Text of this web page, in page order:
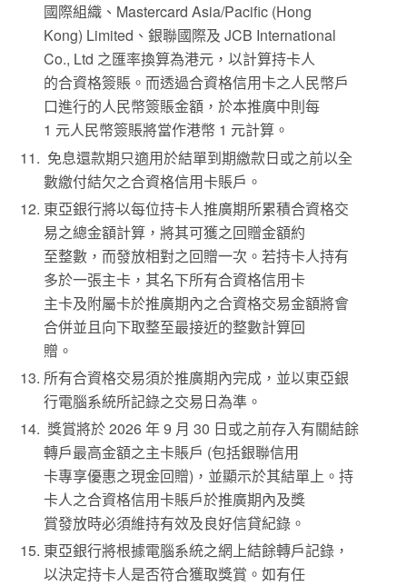
國際組織、Mastercard Asia/Pacific (Hong
Kong) Limited、銀聯國際及 JCB International
Co., Ltd 之匯率換算為港元，以計算持卡人
的合資格簽賬。而透過合資格信用卡之人民幣戶
口進行的人民幣簽賬金額，於本推廣中則每
1 元人民幣簽賬將當作港幣 1 元計算。
免息還款期只適用於結單到期繳款日或之前以全
數繳付結欠之合資格信用卡賬戶。
東亞銀行將以每位持卡人推廣期所累積合資格交
易之總金額計算，將其可獲之回贈金額約
至整數，而發放相對之回贈一次。若持卡人持有
多於一張主卡，其名下所有合資格信用卡
主卡及附屬卡於推廣期內之合資格交易金額將會
合併並且向下取整至最接近的整數計算回
贈。
所有合資格交易須於推廣期內完成，並以東亞銀
行電腦系統所記錄之交易日為準。
獎賞將於 2026 年 9 月 30 日或之前存入有關結餘
轉戶最高金額之主卡賬戶 (包括銀聯信用
卡專享優惠之現金回贈)，並顯示於其結單上。持
卡人之合資格信用卡賬戶於推廣期內及獎
賞發放時必須維持有效及良好信貸紀錄。
東亞銀行將根據電腦系統之網上結餘轉戶記錄，
以決定持卡人是否符合獲取獎賞。如有任